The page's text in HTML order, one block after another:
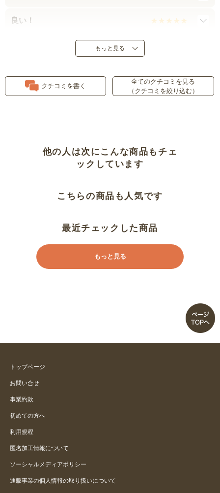
良い！
軽いけれど思ったほど大きくない
夏のバックはこれで決まり！
メルカドバッグっぽい
便利なトートバッグ
使いやすいです
もっと見る
クチコミを書く
全てのクチコミを見る
（クチコミを絞り込む）
他の人は次にこんな商品もチェ
ックしています
こちらの商品も人気です
最近チェックした商品
もっと見る
トップページ
お問い合せ
事業約款
初めての方へ
利用規程
匿名加工情報について
ソーシャルメディアポリシー
通販事業の個人情報の取り扱いについて